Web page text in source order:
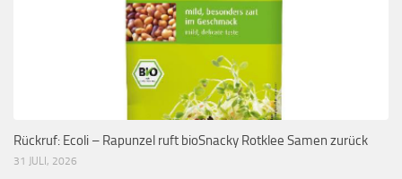
Rückruf: Ecoli – Rapunzel ruft bioSnacky Rotklee Samen zurück
31 JULI, 2026